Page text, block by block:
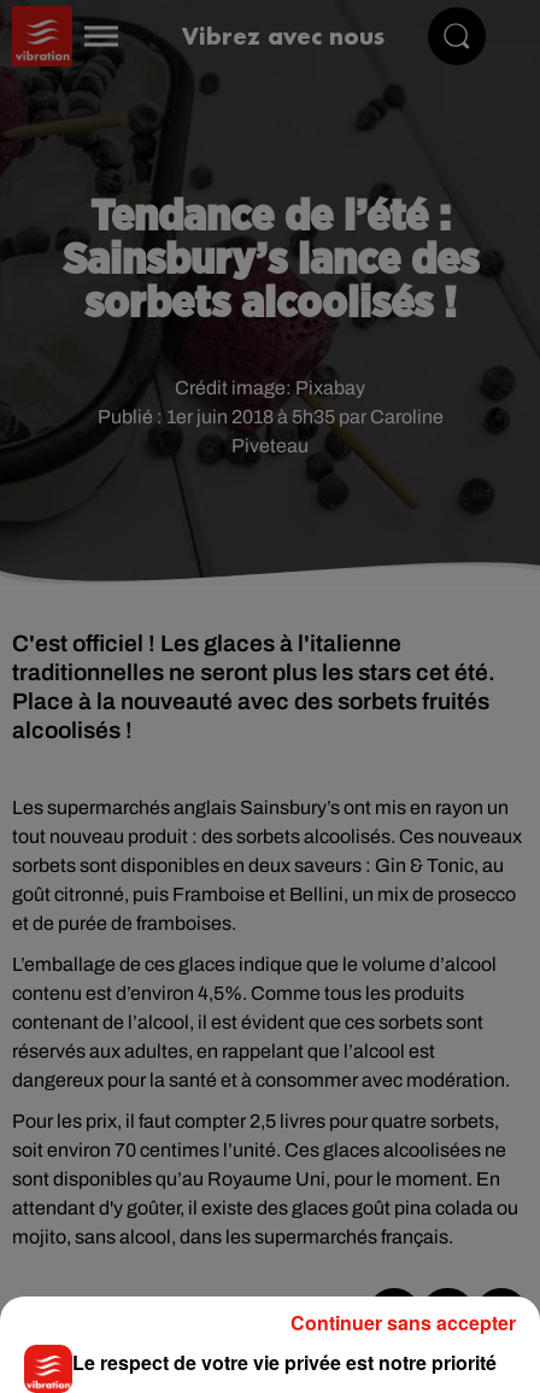
Vibrez avec nous
Tendance de l’été :
Sainsbury’s lance des
sorbets alcoolisés !
Publié : 1er juin 2018 à 5h35 par Caroline
Piveteau
Crédit image: Pixabay
C'est officiel ! Les glaces à l'italienne
traditionnelles ne seront plus les stars cet été.
Place à la nouveauté avec des sorbets fruités
alcoolisés !
Les supermarchés anglais Sainsbury’s ont mis en rayon un
tout nouveau produit : des sorbets alcoolisés. Ces nouveaux
sorbets sont disponibles en deux saveurs : Gin & Tonic, au
goût citronné, puis Framboise et Bellini, un mix de prosecco
et de purée de framboises.
L’emballage de ces glaces indique que le volume d’alcool
contenu est d’environ 4,5%. Comme tous les produits
contenant de l’alcool, il est évident que ces sorbets sont
réservés aux adultes, en rappelant que l’alcool est
dangereux pour la santé et à consommer avec modération.
Pour les prix, il faut compter 2,5 livres pour quatre sorbets,
soit environ 70 centimes l’unité. Ces glaces alcoolisées ne
sont disponibles qu’au Royaume Uni, pour le moment. En
attendant d'y goûter, il existe des glaces goût pina colada ou
mojito, sans alcool, dans les supermarchés français.
MusiqueLe respect de votre vie privée est notre priorité
Continuer sans accepter